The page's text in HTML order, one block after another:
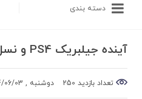
دسته بندی
آینده جیلبریک PS4 و نسل‌های بعدی دانگل‌ های نرم‌افزاری
تعداد بازدید 250 دوشنبه , 1404/06/03